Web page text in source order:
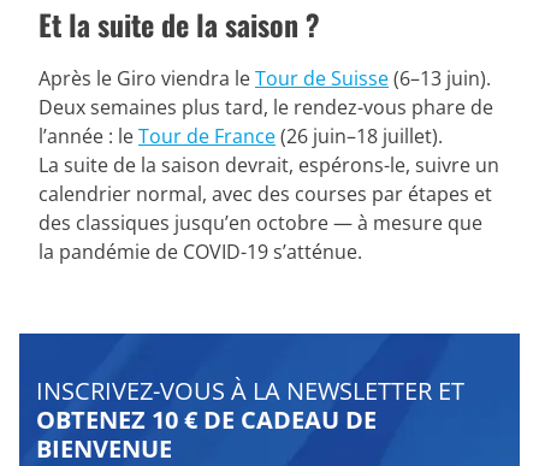
Et la suite de la saison ?
Après le Giro viendra leTour de Suisse(6–13 juin).
Deux semaines plus tard, le rendez-vous phare de
l’année : leTour de France(26 juin–18 juillet).
La suite de la saison devrait, espérons-le, suivre un
calendrier normal, avec des courses par étapes et
des classiques jusqu’en octobre — à mesure que
la pandémie de COVID-19 s’atténue.
INSCRIVEZ-VOUS À LA NEWSLETTER ET
OBTENEZ 10 € DE CADEAU DE
BIENVENUE